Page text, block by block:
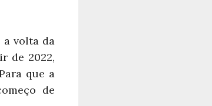
a volta da
de 2022,
que a
de